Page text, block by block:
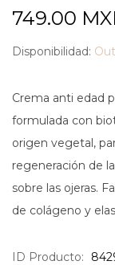
749.00
Disponibilidad:
Crema anti edad
formulada con
origen vegetal,
regeneración de
sobre las ojeras.
de colágeno y
ID Producto: